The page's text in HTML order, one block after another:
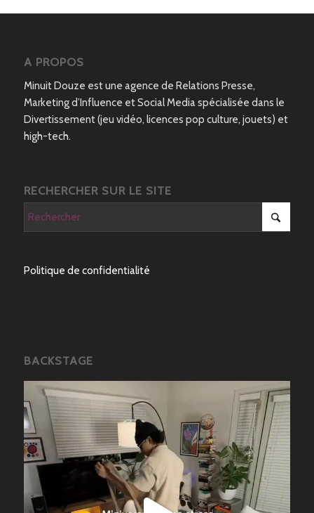
A PROPOS
Minuit Douze est une agence de Relations Presse,
Marketing d’Influence et Social Media spécialisée dans le
Divertissement (jeu vidéo, licences pop culture, jouets) et
high-tech.
RECHERCHER SUR LE SITE
Politique de confidentialité
BACKSTAGE